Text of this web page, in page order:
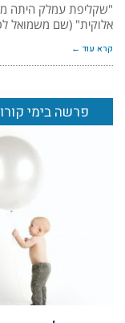
"שקליפת עמלק היתה
אלוקית" (שם משמואל
קרא עוד ←
פרשה בימי